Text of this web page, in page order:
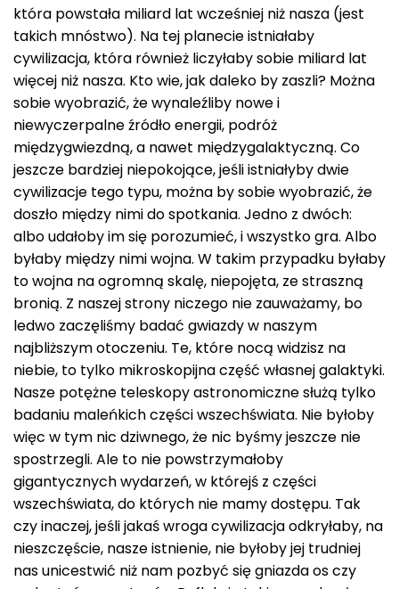
która powstała miliard lat wcześniej niż nasza (jest
takich mnóstwo). Na tej planecie istniałaby
cywilizacja, która również liczyłaby sobie miliard lat
więcej niż nasza. Kto wie, jak daleko by zaszli? Można
sobie wyobrazić, że wynaleźliby nowe i
niewyczerpalne źródło energii, podróż
międzygwiezdną, a nawet międzygalaktyczną. Co
jeszcze bardziej niepokojące, jeśli istniałyby dwie
cywilizacje tego typu, można by sobie wyobrazić, że
doszło między nimi do spotkania. Jedno z dwóch:
albo udałoby im się porozumieć, i wszystko gra. Albo
byłaby między nimi wojna. W takim przypadku byłaby
to wojna na ogromną skalę, niepojęta, ze straszną
bronią. Z naszej strony niczego nie zauważamy, bo
ledwo zaczęliśmy badać gwiazdy w naszym
najbliższym otoczeniu. Te, które nocą widzisz na
niebie, to tylko mikroskopijna część własnej galaktyki.
Nasze potężne teleskopy astronomiczne służą tylko
badaniu maleńkich części wszechświata. Nie byłoby
więc w tym nic dziwnego, że nic byśmy jeszcze nie
spostrzegli. Ale to nie powstrzymałoby
gigantycznych wydarzeń, w którejś z części
wszechświata, do których nie mamy dostępu. Tak
czy inaczej, jeśli jakaś wroga cywilizacja odkryłaby, na
nieszczęście, nasze istnienie, nie byłoby jej trudniej
nas unicestwić niż nam pozbyć się gniazda os czy